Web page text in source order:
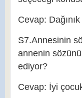
Cevap:
S7.Annesinin
annenin
ediyor?
Cevap: İyi